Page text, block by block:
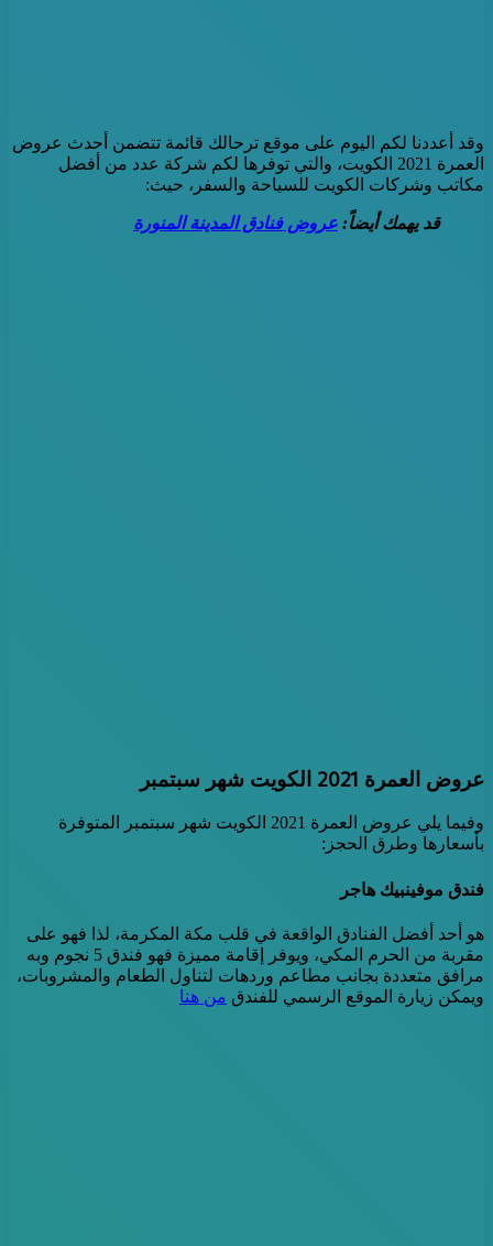
وقد أعددنا لكم اليوم على موقع ترحالك قائمة تتضمن أحدث عروض
العمرة 2021 الكويت، والتي توفرها لكم شركة عدد من أفضل
مكاتب وشركات الكويت للسياحة والسفر، حيث:
قد يهمك أيضاً: عروض فنادق المدينة المنورة
عروض العمرة 2021 الكويت شهر سبتمبر
وفيما يلي عروض العمرة 2021 الكويت شهر سبتمبر المتوفرة
بأسعارها وطرق الحجز:
فندق موفينبيك هاجر
هو أحد أفضل الفنادق الواقعة في قلب مكة المكرمة، لذا فهو على
مقربة من الحرم المكي، ويوفر إقامة مميزة فهو فندق 5 نجوم وبه
مرافق متعددة بجانب مطاعم وردهات لتناول الطعام والمشروبات،
ويمكن زيارة الموقع الرسمي للفندق من هنا